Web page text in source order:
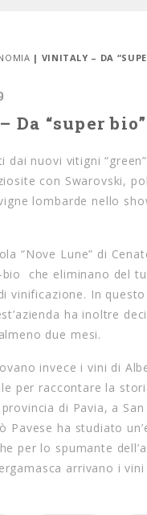
| VINITALY – DA
Da “super
dai nuovi vitigni
con Swarovski,
lombarde nello
“Nove Lune” di
che eliminano del
vinificazione. In
ha inoltre
due mesi.
invece i vini di
per raccontare la
di Pavia, a
Pavese ha studiato
per lo spumante
arrivano i